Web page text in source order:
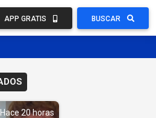
APP GRATIS BUSCAR
Hace 20 horas